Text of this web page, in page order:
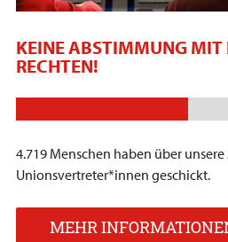
KEINE ABSTIMMUNG MIT
RECHTEN!
4.719 Menschen haben über
Unionsvertreter*innen geschickt.
MEHR